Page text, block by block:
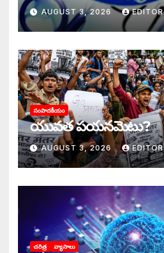
AUGUST 3, 2026 EDITOR
సంపాదకీయం
యువత పయనమెటు?
AUGUST 3, 2026 EDITOR
చరిత్ర వ్యాసాలు